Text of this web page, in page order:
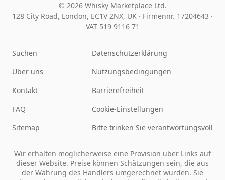
© 2026 Whisky Marketplace Ltd.
128 City Road, London, EC1V 2NX, UK · Firmennr. 17204643 ·
VAT 519 9116 71
Suchen
Über uns
Kontakt
FAQ
Sitemap
Datenschutzerklärung
Nutzungsbedingungen
Barrierefreiheit
Cookie-Einstellungen
Bitte trinken Sie verantwortungsvoll
Wir erhalten möglicherweise eine Provision über Links auf
dieser Website. Preise können Schätzungen sein, die aus
der Währung des Händlers umgerechnet wurden. Sie